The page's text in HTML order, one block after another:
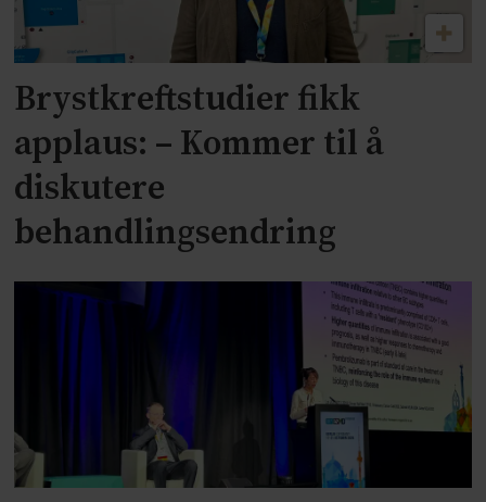
Brystkreftstudier fikk
applaus: – Kommer til å
diskutere
behandlingsendring